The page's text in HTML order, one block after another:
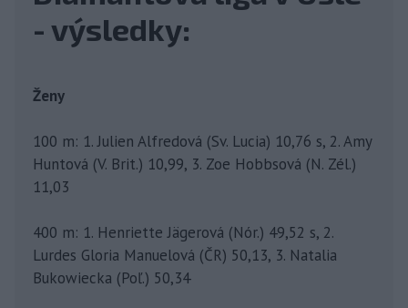
- výsledky:
Ženy
100 m: 1. Julien Alfredová (Sv. Lucia) 10,76 s, 2. Amy
Huntová (V. Brit.) 10,99, 3. Zoe Hobbsová (N. Zél.)
11,03
400 m: 1. Henriette Jägerová (Nór.) 49,52 s, 2.
Lurdes Gloria Manuelová (ČR) 50,13, 3. Natalia
Bukowiecka (Poľ.) 50,34